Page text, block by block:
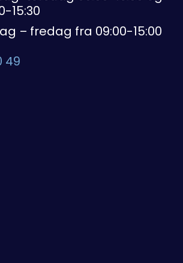
15:30
– fredag fra 09:00-15:00
49